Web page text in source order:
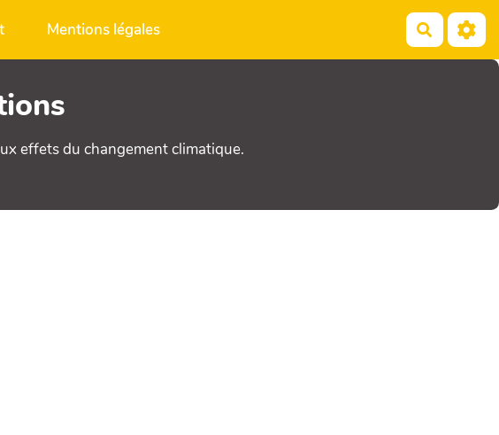
Mentions légales
effets du changement climatique.